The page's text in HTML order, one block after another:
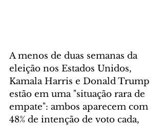
A menos de duas semanas da
eleição nos Estados Unidos,
Kamala Harris e Donald Trump
estão em uma "situação rara de
empate": ambos aparecem com
48% de intenção de voto cada,